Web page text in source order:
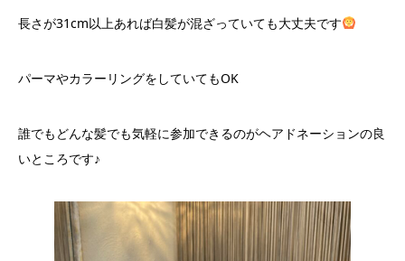
長さが31cm以上あれば白髪が混ざっていても大丈夫です
パーマやカラーリングをしていてもOK
誰でもどんな髪でも気軽に参加できるのがヘアドネーションの良
いところです♪